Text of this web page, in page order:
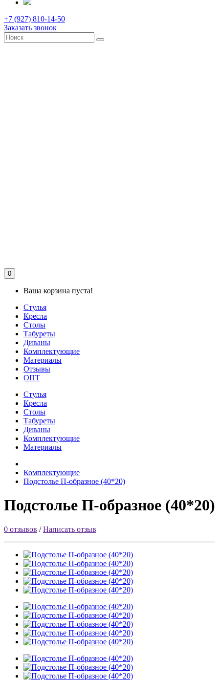
+7 (927) 810-14-50
Заказать звонок
0
Ваша корзина пуста!
Стулья
Кресла
Столы
Табуреты
Диваны
Комплектующие
Материалы
Отзывы
ОПТ
Стулья
Кресла
Столы
Табуреты
Диваны
Комплектующие
Материалы
Комплектующие
Подстолье П-образное (40*20)
Подстолье П-образное (40*20)
0 отзывов /Написать отзыв